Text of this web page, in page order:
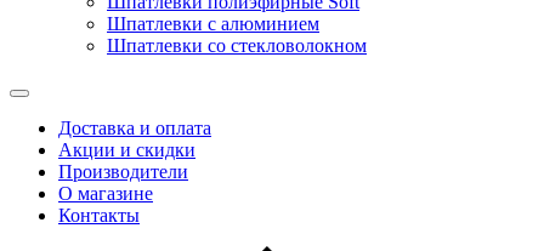
Шпатлевки с алюминием
Шпатлевки со стекловолокном
Доставка и оплата
Акции и скидки
Производители
О магазине
Контакты